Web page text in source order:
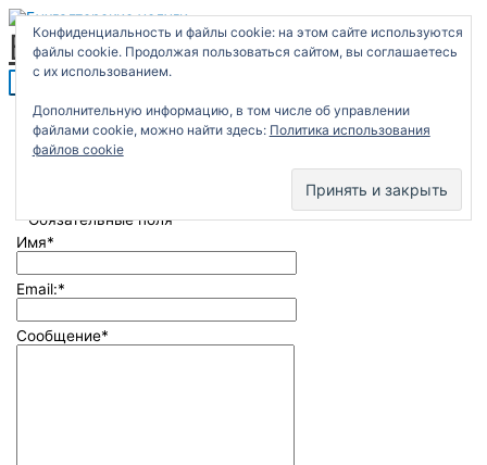
Перейти
к
содержимому
Бухгалтерские услуги
меню
Создай свой бизнес
без налоговых потерь и штрафов
за 5 дней
Организаций и ИП создано в нашем центре
* Обязательные поля
Имя*
Email:*
Сообщение*
Конфиденциальность и файлы cookie: на этом сайте используются
файлы cookie. Продолжая пользоваться сайтом, вы соглашаетесь
с их использованием.
Дополнительную информацию, в том числе об управлении
файлами cookie, можно найти здесь: Политика использования
файлов cookie